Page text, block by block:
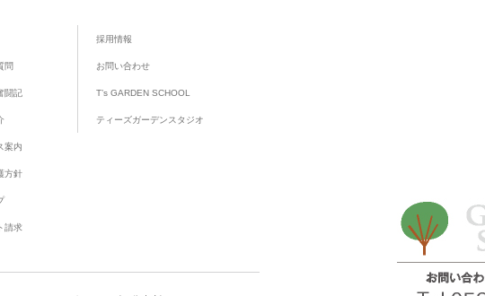
問
闘記
案内
方針
請求
採用情報
お問い合わせ
T’s GARDEN SCHOOL
ティーズガーデンスタジオ